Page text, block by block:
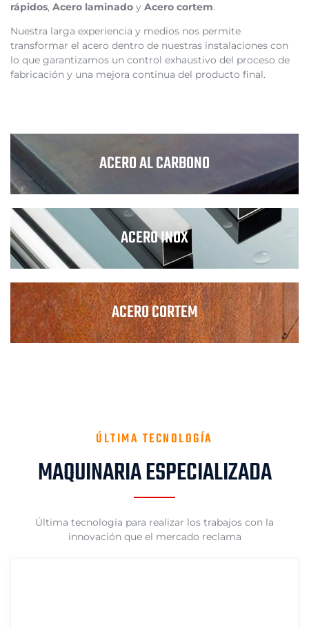
rápidos, Acero laminado y Acero cortem.
Nuestra larga experiencia y medios nos permite
transformar el acero dentro de nuestras instalaciones con
lo que garantizamos un control exhaustivo del proceso de
fabricación y una mejora continua del producto final.
ACERO AL CARBONO
ACERO INOX
ACERO CORTEM
ÚLTIMA TECNOLOGÍA
MAQUINARIA ESPECIALIZADA
Última tecnología para realizar los trabajos con la
innovación que el mercado reclama